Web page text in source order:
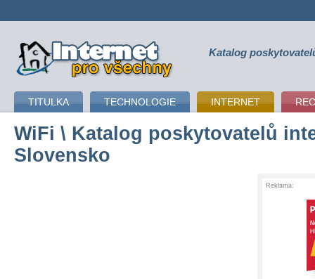
připojení k internetu Katalog
TITULKA TECHNOLOGIE INTERNET
WiFi \ Katalog poskytovatelů
Slovensko
Reklama: